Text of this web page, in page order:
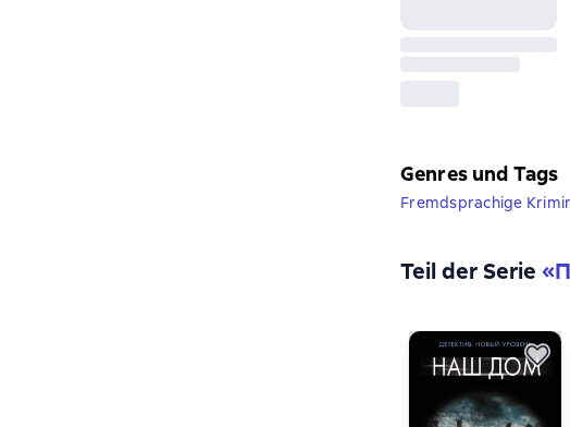
Genres und Tags
Fremdsprachige
Teil der Serie «